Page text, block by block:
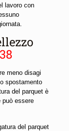
lavoro con
meno disagi
spostamento
del parquet è
può essere
del parquet